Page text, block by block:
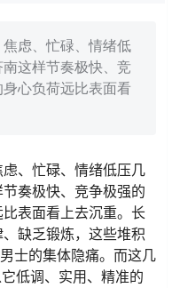
虑、忙碌、情绪低
这样节奏极快、竞
心负荷远比表面看
、忙碌、情绪低压几
奏极快、竞争极强的
表面看上去沉重。长
缺乏锻炼，这些堆积
士的集体隐痛。而这几
低调、实用、精准的